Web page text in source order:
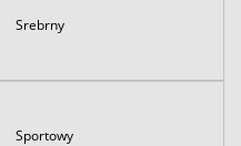
Srebrny
Sportowy